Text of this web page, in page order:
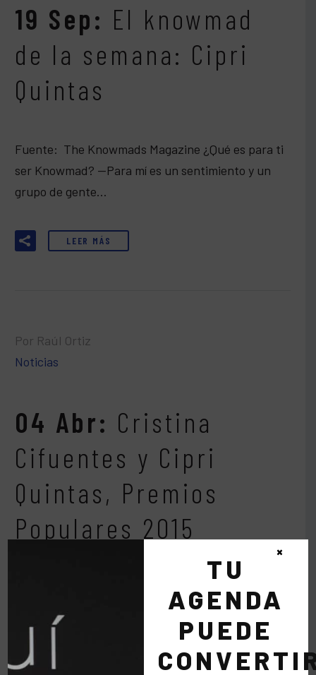
19 Sep: El knowmad
de la semana: Cipri
Quintas
Fuente: The Knowmads Magazine ¿Qué es para ti
ser Knowmad? —Para mí es un sentimiento y un
grupo de gente…
LEER MÁS
Por Raúl Ortiz
Noticias
04 Abr: Cristina
Cifuentes y Cipri
Quintas, Premios
Populares 2015
TU
AGENDA
PUEDE
×